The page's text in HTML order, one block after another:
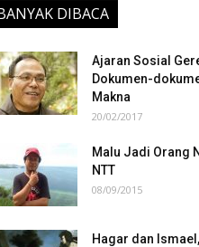
DIBACA
Ajaran Sosial
Dokumen-
Makna
20/02/2017
Malu Jadi Orang
NTT
08/09/2015
Hagar dan